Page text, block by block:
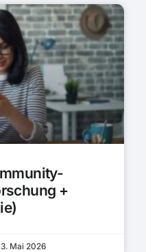
+
3. Mai 2026